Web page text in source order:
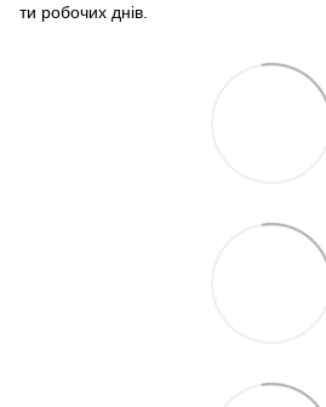
ти робочих днів.